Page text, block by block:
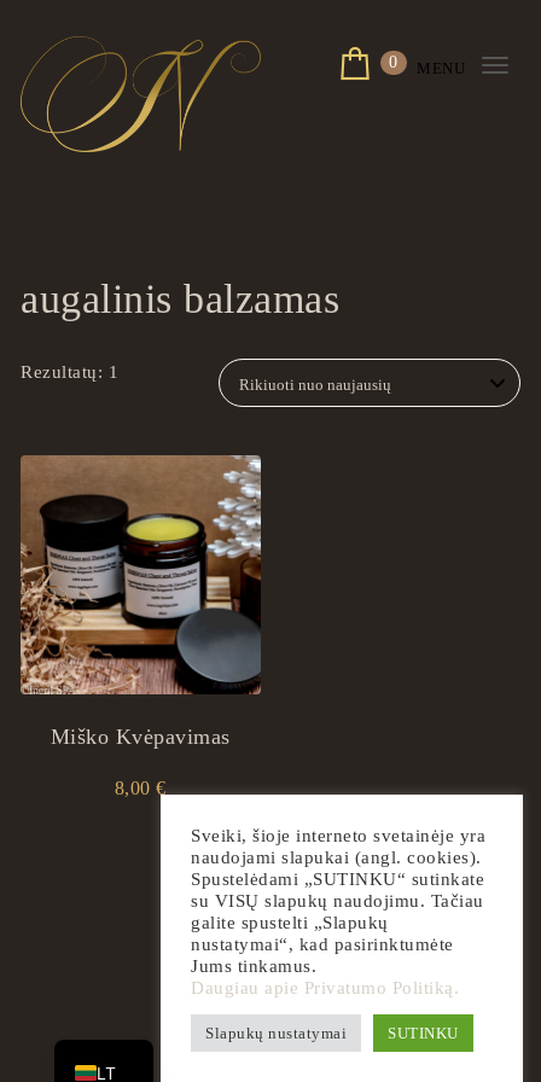
Skip to content
0 MENU
augalinis balzamas
Rezultatų: 1
Miško Kvėpavimas
8,00€
2026 ingrilspa.com
Sveiki, šioje interneto svetainėje yra
naudojami slapukai (angl. cookies).
Spustelėdami „SUTINKU“ sutinkate
su VISŲ slapukų naudojimu. Tačiau
galite spustelti „Slapukų
nustatymai“, kad pasirinktumėte
Jums tinkamus.
Daugiau apie Privatumo Politiką.
Slapukų nustatymai SUTINKU
LT